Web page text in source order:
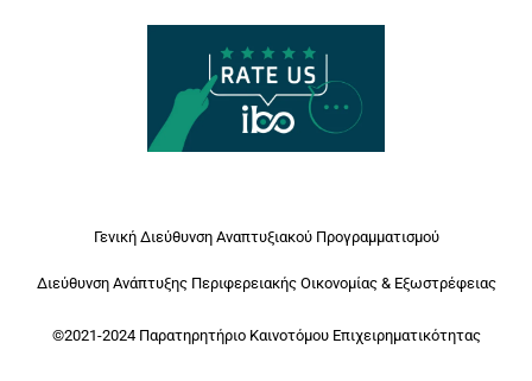
Γενική Διεύθυνση Αναπτυξιακού Προγραμματισμού
Διεύθυνση Ανάπτυξης Περιφερειακής Οικονομίας & Εξωστρέφειας
©2021-2024 Παρατηρητήριο Καινοτόμου Επιχειρηματικότητας